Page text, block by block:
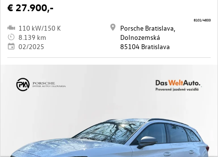
€ 27.900,-
110 kW/150 K
8.139 km
02/2025
Porsche Bratislava,
Dolnozemská
85104 Bratislava
8101/4833